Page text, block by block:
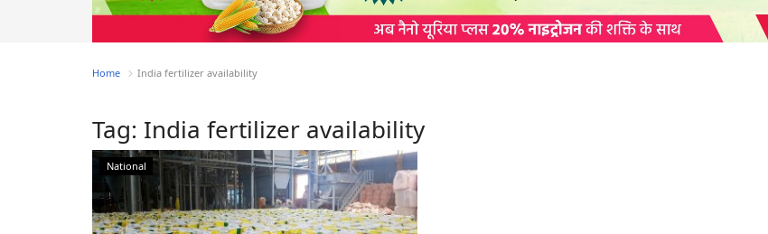
Home India fertilizer availability
Tag: India fertilizer availability
National